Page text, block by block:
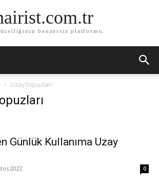
benzersiz platformu.
Uzay topuzları
Günlük Kullanıma Uzay
2022 0